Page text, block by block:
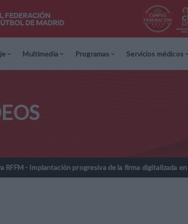
Multimedia Programas Servicios médicos
progresiva de la firma digitalizada en las